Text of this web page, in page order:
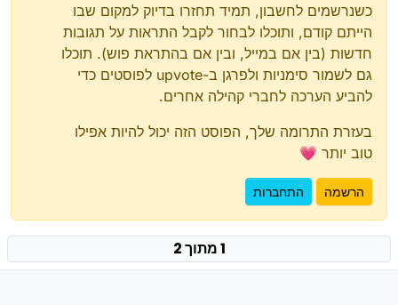
כשנרשמים לחשבון, תמיד תחזרו בדיוק למקום שבו
הייתם קודם, ותוכלו לבחור לקבל התראות על תגובות
חדשות (בין אם במייל, ובין אם בהתראת פוש). תוכלו
גם לשמור סימניות ולפרגן ב-upvote לפוסטים כדי
להביע הערכה לחברי קהילה אחרים.
בעזרת התרומה שלך, הפוסט הזה יכול להיות אפילו
טוב יותר 💗
הרשמה התחברות
1 מתוך 2